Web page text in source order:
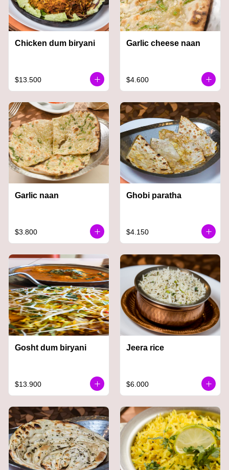
Chicken dum biryani
$13.500
Garlic cheese naan
$4.600
Garlic naan
$3.800
Ghobi paratha
$4.150
Gosht dum biryani
$13.900
Jeera rice
$6.000